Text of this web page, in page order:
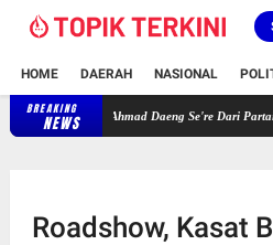
HOME DAERAH NASIONAL
BREAKING
NEWS Gelar Reses Masa
Roadshow, Kasat